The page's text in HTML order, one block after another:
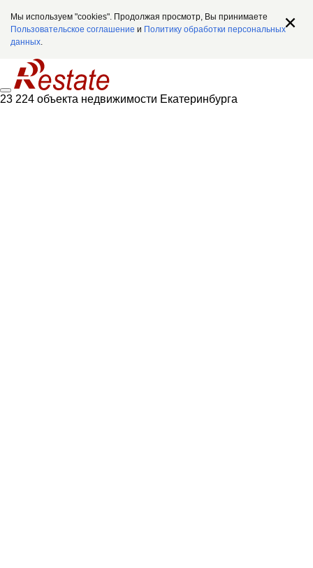
Мы используем "cookies". Продолжая просмотр, Вы принимаете
Пользовательское соглашение и Политику обработки персональных
данных.
23 224 объекта недвижимости Екатеринбурга